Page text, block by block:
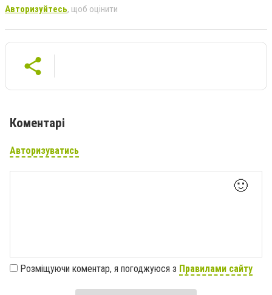
Авторизуйтесь, щоб оцінити
Коментарі
Авторизуватись
🙂
Розміщуючи коментар, я погоджуюся з Правилами сайту